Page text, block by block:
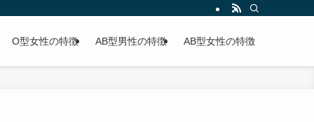
O型女性の特徴 AB型男性の特徴 AB型女性の特徴